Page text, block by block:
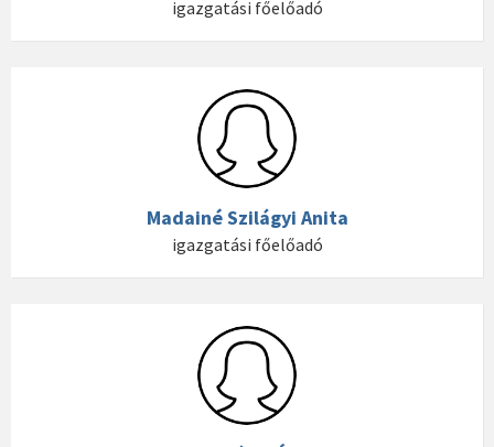
igazgatási főelőadó
Madainé Szilágyi Anita
igazgatási főelőadó